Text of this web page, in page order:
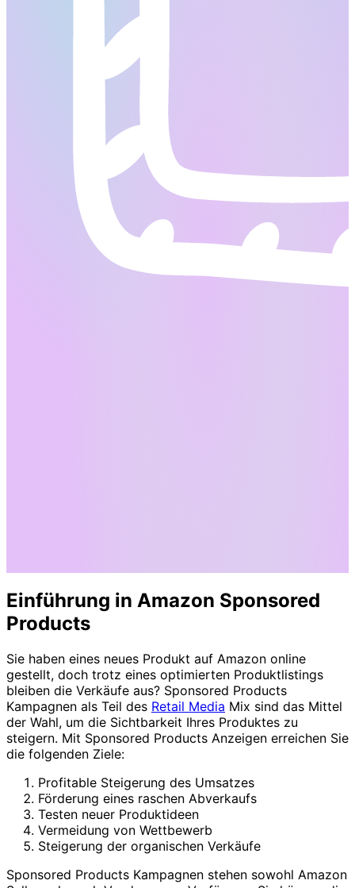
Einführung in Amazon Sponsored
Products
Sie haben eines neues Produkt auf Amazon online
gestellt, doch trotz eines optimierten Produktlistings
bleiben die Verkäufe aus? Sponsored Products
Kampagnen als Teil des Retail Media Mix sind das Mittel
der Wahl, um die Sichtbarkeit Ihres Produktes zu
steigern. Mit Sponsored Products Anzeigen erreichen Sie
die folgenden Ziele:
Profitable Steigerung des Umsatzes
Förderung eines raschen Abverkaufs
Testen neuer Produktideen
Vermeidung von Wettbewerb
Steigerung der organischen Verkäufe
Sponsored Products Kampagnen stehen sowohl Amazon